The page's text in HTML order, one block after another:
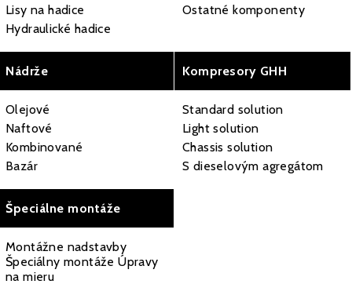
Lisy na hadice
Hydraulické hadice
Ostatné komponenty
Nádrže
Olejové
Naftové
Kombinované
Bazár
Kompresory GHH
Standard solution
Light solution
Chassis solution
S dieselovým agregátom
Špeciálne montáže
Montážne nadstavby
Špeciálny montáže Úpravy
na mieru